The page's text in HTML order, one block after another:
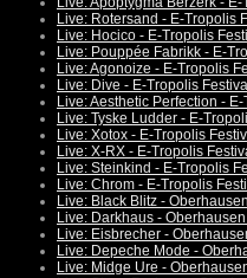
Live: Rotersand - E-Tropolis
Live: Hocico - E-Tropolis
Live: Pouppée Fabrikk - E-
Live: Agonoize - E-Tropolis
Live: Dive - E-Tropolis
Live: Aesthetic Perfection -
Live: Tyske Ludder - E-
Live: Xotox - E-Tropolis
Live: X-RX - E-Tropolis
Live: Steinkind - E-Tropolis
Live: Chrom - E-Tropolis
Live: Black Blitz -
Live: Darkhaus -
Live: Eisbrecher -
Live: Depeche Mode -
Live: Midge Ure -